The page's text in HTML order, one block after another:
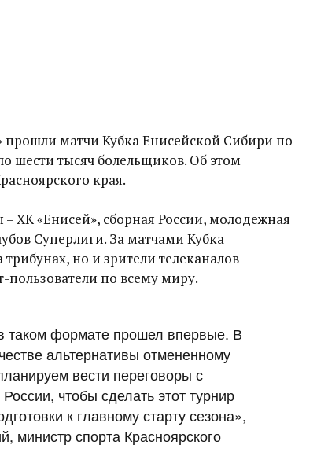
прошли матчи Кубка Енисейской Сибири по
шести тысяч болельщиков. Об этом
края.
ХК «Енисей», сборная России, молодежная
Суперлиги. За матчами Кубка
но и зрители телеканалов
пользователи по всему миру.
таком формате прошел впервые. В
альтернативы отмененному
вести переговоры с
чтобы сделать этот турнир
к главному старту сезона»,
министр спорта Красноярского